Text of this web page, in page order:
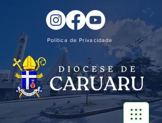
Política de Privacidade